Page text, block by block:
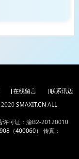
在线留言
联系讯迈
2020SMAXIT.CN ALL
许可证：渝B2-20120010
（400060） 传真：